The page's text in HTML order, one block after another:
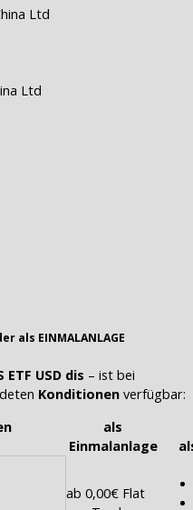
Ltd
Ltd
als EINMALANLAGE
ETF USD dis – ist bei
Konditionen verfügbar:
als
Einmalanlage
ab 0,00€ Flat